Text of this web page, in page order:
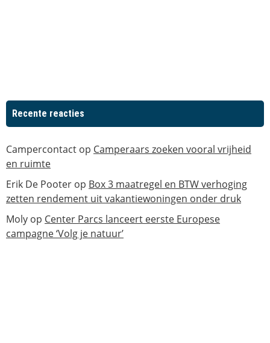
Recente reacties
Campercontact op Camperaars zoeken vooral vrijheid
en ruimte
Erik De Pooter op Box 3 maatregel en BTW verhoging
zetten rendement uit vakantiewoningen onder druk
Moly op Center Parcs lanceert eerste Europese
campagne ‘Volg je natuur’